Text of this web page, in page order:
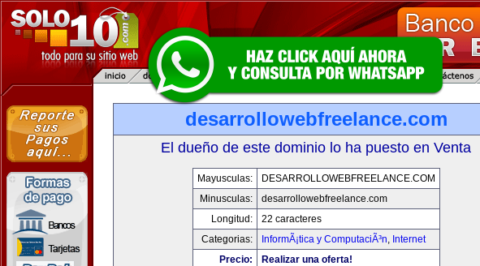
desarrollowebfreelance.com
El dueño de este dominio lo ha puesto en Venta
Mayusculas:
DESARROLLOWEBFREELANCE.COM
Minusculas:
desarrollowebfreelance.com
Longitud:
22 caracteres
Categorias:
InformÃ¡tica y ComputaciÃ³n, Internet
Precio:
Realizar una oferta!